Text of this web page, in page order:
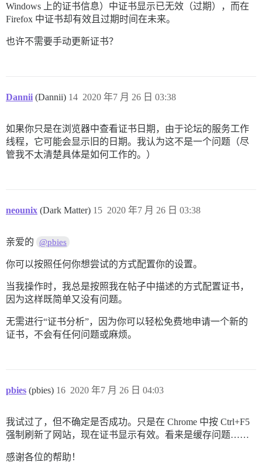
Windows 上的证书信息）中证书显示已无效（过期），而在
Firefox 中证书却有效且过期时间在未来。
也许不需要手动更新证书？
Dannii (Dannii) 2020 年7 月 26 日 03:38
14
如果你只是在浏览器中查看证书日期，由于论坛的服务工作
线程，它可能会显示旧的日期。我认为这不是一个问题（尽
管我不太清楚具体是如何工作的。）
neounix (Dark Matter) 2020 年7 月 26 日 03:38
15
亲爱的 @pbies
你可以按照任何你想尝试的方式配置你的设置。
当我操作时，我总是按照我在帖子中描述的方式配置证书，
因为这样既简单又没有问题。
无需进行“证书分析”，因为你可以轻松免费地申请一个新的
证书，不会有任何问题或麻烦。
pbies (pbies) 2020 年7 月 26 日 04:03
16
我试过了，但不确定是否成功。只是在 Chrome 中按 Ctrl+F5
强制刷新了网站，现在证书显示有效。看来是缓存问题……
感谢各位的帮助！